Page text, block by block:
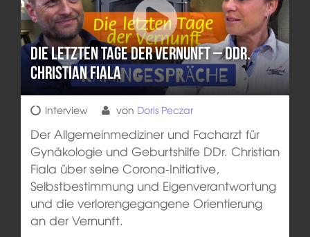
Die letzten Tage der Vernunft – DDr.
Christian Fiala
Interview von Doris Peczar
Der Allgemeinmediziner und Facharzt für
Gynäkologie und Geburtshilfe DDr. Christian
Fiala über seine Corona-Initiative,
Selbstbestimmung und Eigenverantwortung
und die verlorengegangene Orientierung
an der Vernunft.